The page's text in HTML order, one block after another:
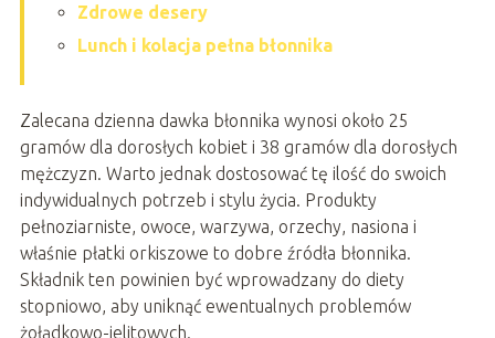
Zdrowe desery
Lunch i kolacja pełna błonnika
Zalecana dzienna dawka błonnika wynosi około 25
gramów dla dorosłych kobiet i 38 gramów dla dorosłych
mężczyzn. Warto jednak dostosować tę ilość do swoich
indywidualnych potrzeb i stylu życia. Produkty
pełnoziarniste, owoce, warzywa, orzechy, nasiona i
właśnie płatki orkiszowe to dobre źródła błonnika.
Składnik ten powinien być wprowadzany do diety
stopniowo, aby uniknąć ewentualnych problemów
żołądkowo-jelitowych.